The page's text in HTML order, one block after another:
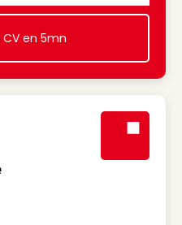
decorative
en 5mn